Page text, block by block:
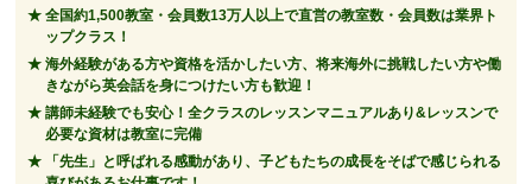
全国約1,500教室・会員数13万人以上で直営の教室数・会員数は業界ト
ップクラス！
海外経験がある方や資格を活かしたい方、将来海外に挑戦したい方や働
きながら英会話を身につけたい方も歓迎！
講師未経験でも安心！全クラスのレッスンマニュアルあり&レッスンで
必要な資材は教室に完備
「先生」と呼ばれる感動があり、子どもたちの成長をそばで感じられる